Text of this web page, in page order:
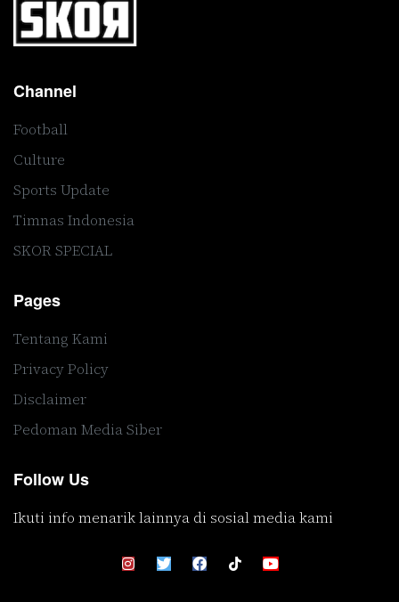
Channel
Football
Culture
Sports Update
Timnas Indonesia
SKOR SPECIAL
Pages
Tentang Kami
Privacy Policy
Disclaimer
Pedoman Media Siber
Follow Us
Ikuti info menarik lainnya di sosial media kami